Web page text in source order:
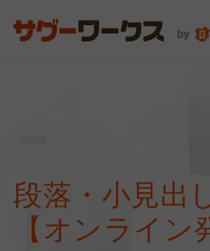
段落・小見出
【オンライン